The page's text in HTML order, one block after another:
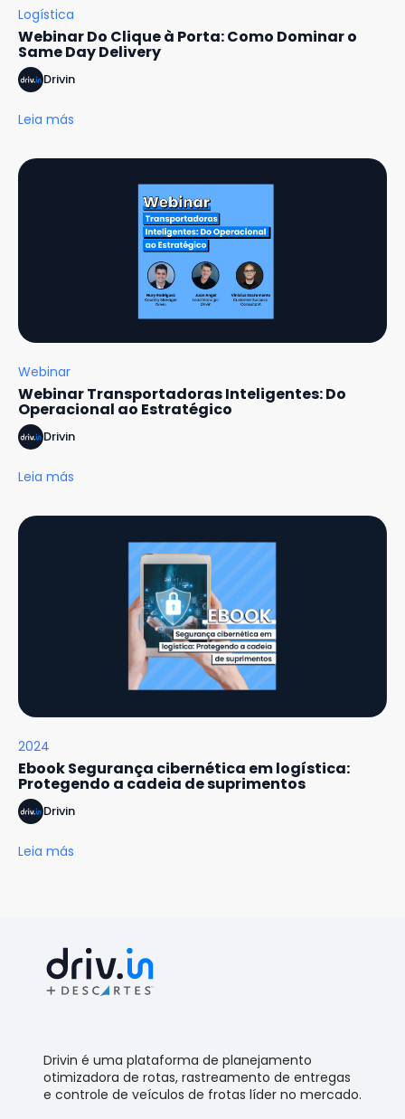
Logística
Webinar Do Clique à Porta: Como Dominar o
Same Day Delivery
Drivin
Leia más
Webinar
Webinar Transportadoras Inteligentes: Do
Operacional ao Estratégico
Drivin
Leia más
2024
Ebook Segurança cibernética em logística:
Protegendo a cadeia de suprimentos
Drivin
Leia más
Drivin é uma plataforma de planejamento
otimizadora de rotas, rastreamento de entregas
e controle de veículos de frotas líder no mercado.